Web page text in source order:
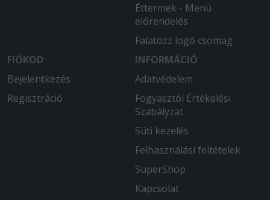
Éttermek - Menü
előrendelés
Falatozz logó csomag
FIÓKOD
Bejelentkezés
Regisztráció
INFORMÁCIÓ
Adatvédelem
Fogyasztói Értékelési
Szabályzat
Süti kezelés
Felhasználási feltételek
SuperShop
Kapcsolat